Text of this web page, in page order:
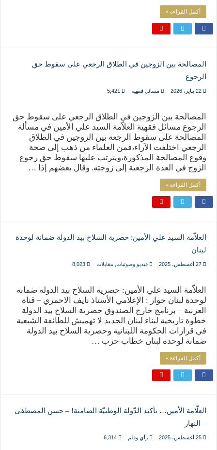
أكمل القراءة »
المصالحة بين الزوجين في الطلاق الرجعي على سقوط حق
الرجوع
22 يناير، 2026 مسائل فقهية 5,421
المصالحة بين الزوجين في الطلاق الرجعي على سقوط حق
الرجوع مسائل فقهية العلاّمة السيد علي الأمين في مسألة
المصالحة على سقوط الرجعة بين الزوجين في الطلاق
الرجعي اختلفت الآراء،فمن العلماء من ذهب إلى صحة
وقوع المصالحة المذكورة،ويترتب عليها سقوط حق رجوع
الزوج في العدة الرجعية إلى زوجته. وقال بعضهم إذا …
أكمل القراءة »
العلاّمة السيد علي الأمين: حصرية السلاح بيد الدولة ضمانة لوحدة
لبنان
27 أغسطس، 2025 فيديو وصوتيات, مقابلات 8,023
العلاّمة السيد علي الأمين: حصرية السلاح بيد الدولة ضمانة
لوحدة لبنان حوار : الإعلامي الأستاذ نايف الاحمري – قناة
العربية – برنامج خارج الصندوق حصرية السلاح بيد الدولة
خطوة تاريخية لبناء لبنان الجديد لا تهميش للطائفة الشيعية
في قرارات الحكومة اللبنانية وحصرية السلاح بيد الدولة
ضمانة لوحدة لبنان خطاب حزب …
أكمل القراءة »
العلّامة الأمين… تأكيد الدّولة الوطنيّة الضامنة! – حسن المصطفى
– النهار
25 أغسطس، 2025 رأي وقلم 6,314